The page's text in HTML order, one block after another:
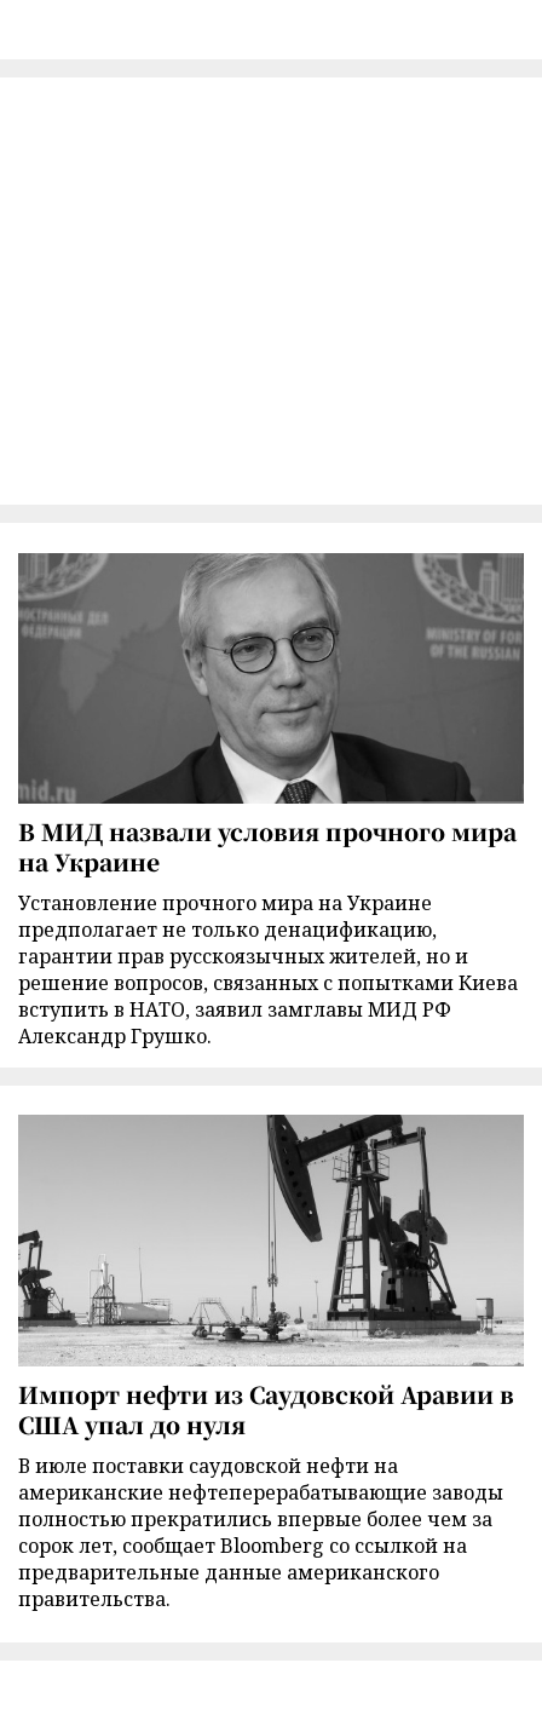
В МИД назвали условия прочного мира
на Украине
Установление прочного мира на Украине
предполагает не только денацификацию,
гарантии прав русскоязычных жителей, но и
решение вопросов, связанных с попытками Киева
вступить в НАТО, заявил замглавы МИД РФ
Александр Грушко.
Импорт нефти из Саудовской Аравии в
США упал до нуля
В июле поставки саудовской нефти на
американские нефтеперерабатывающие заводы
полностью прекратились впервые более чем за
сорок лет, сообщает Bloomberg со ссылкой на
предварительные данные американского
правительства.